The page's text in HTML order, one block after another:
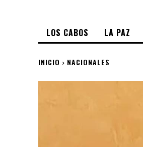
LOS CABOS LA PAZ
INICIO NACIONALES